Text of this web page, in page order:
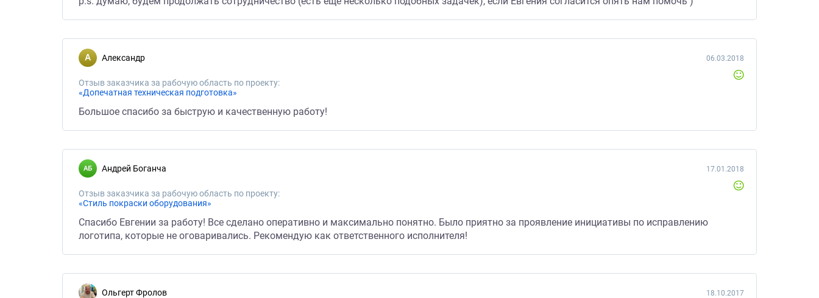
Александр
Отзыв заказчика за рабочую область по проекту:
«Допечатная техническая подготовка»
06.03.2018
Большое спасибо за быструю и качественную работу!
Андрей Боганча
Отзыв заказчика за рабочую область по проекту:
«Стиль покраски оборудования»
17.01.2018
Спасибо Евгении за работу! Все сделано оперативно и максимально понятно. Было приятно за проявление инициативы по исправлению
логотипа, которые не оговаривались. Рекомендую как ответственного исполнителя!
Ольгерт Фролов 18.10.2017